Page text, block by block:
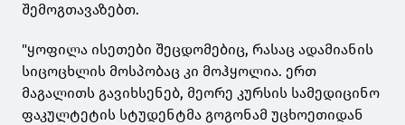
შემოგთავაზებთ.
"ყოფილა ისეთები შეცდომებიც, რასაც ადამიანის
სიცოცხლის მოსპობაც კი მოჰყოლია. ერთ
მაგალითს გავიხსენებ, მეორე კურსის სამედიცინო
ფაკულტეტის სტუდენტმა გოგონამ უცხოეთიდან